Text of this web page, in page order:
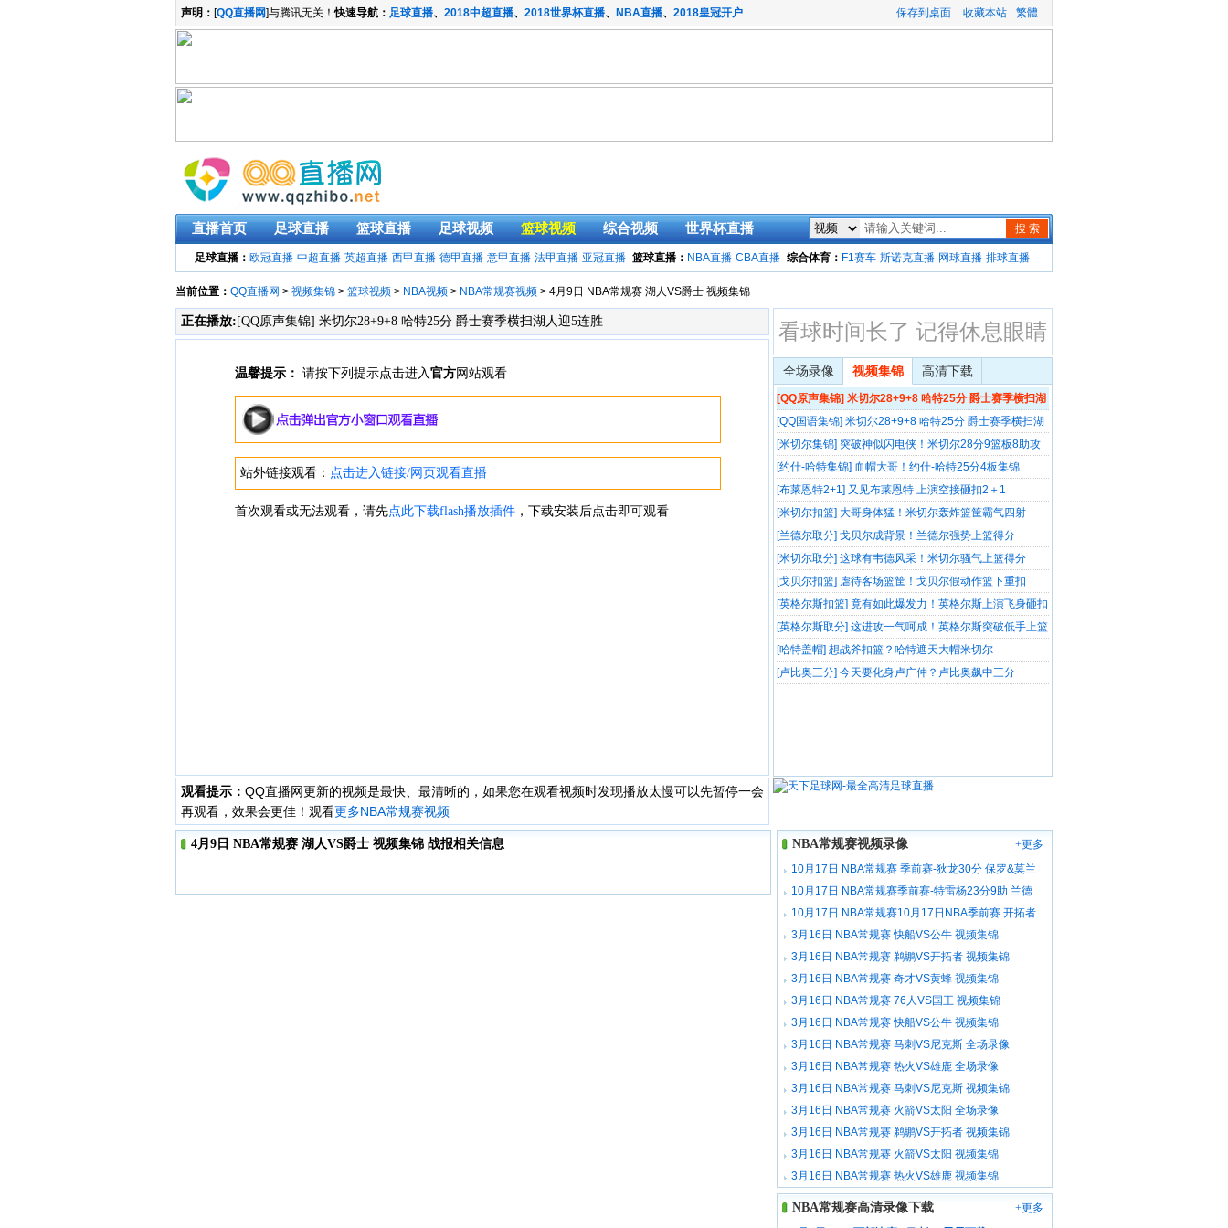
保存到桌面 收藏本站 繁體
声明： [QQ直播网]与腾讯无关！快速导航： 足球直播、 2018中超直播、 2018世界杯直播、 NBA直播、 2018皇冠开户
直播首页 足球直播 篮球直播 足球视频 篮球视频 综合视频 世界杯直播 搜 索
足球直播： 欧冠直播 中超直播 英超直播 西甲直播 德甲直播 意甲直播 法甲直播 亚冠直播 篮球直播： NBA直播 CBA直播 综合体育： F1赛车 斯诺克直播 网球直播 排球直播
当前位置： QQ直播网 > 视频集锦 > 篮球视频 > NBA视频 > NBA常规赛视频 > 4月9日 NBA常规赛 湖人VS爵士 视频集锦
正在播放: [QQ原声集锦] 米切尔28+9+8 哈特25分 爵士赛季横扫湖人迎5连胜
观看提示： QQ直播网更新的视频是最快、最清晰的，如果您在观看视频时发现播放太慢可以先暂停一会
再观看，效果会更佳！观看更多NBA常规赛视频
看球时间长了 记得休息眼睛
全场录像 视频集锦 高清下载
[QQ原声集锦] 米切尔28+9+8 哈特25分 爵士赛季横扫湖
人迎5连胜
[QQ国语集锦] 米切尔28+9+8 哈特25分 爵士赛季横扫湖
人迎5连胜
[米切尔集锦] 突破神似闪电侠！米切尔28分9篮板8助攻
集锦
[约什-哈特集锦] 血帽大哥！约什-哈特25分4板集锦
[布莱恩特2+1] 又见布莱恩特 上演空接砸扣2＋1
[米切尔扣篮] 大哥身体猛！米切尔轰炸篮筐霸气四射
[兰德尔取分] 戈贝尔成背景！兰德尔强势上篮得分
[米切尔取分] 这球有韦德风采！米切尔骚气上篮得分
[戈贝尔扣篮] 虐待客场篮筐！戈贝尔假动作篮下重扣
[英格尔斯扣篮] 竟有如此爆发力！英格尔斯上演飞身砸扣
[英格尔斯取分] 这进攻一气呵成！英格尔斯突破低手上篮
[哈特盖帽] 想战斧扣篮？哈特遮天大帽米切尔
[卢比奥三分] 今天要化身卢广仲？卢比奥飙中三分
4月9日 NBA常规赛 湖人VS爵士 视频集锦 战报相关信息 NBA常规赛视频录像
+更多
10月17日 NBA常规赛 季前赛-狄龙30分 保罗&莫兰
特休战 灰熊力克雷霆 视频集锦
10月17日 NBA常规赛季前赛-特雷杨23分9助 兰德
尔20分8板 老鹰击败尼克斯 视频集锦
10月17日 NBA常规赛10月17日NBA季前赛 开拓者
vs爵士 精彩镜头 视频集锦
3月16日 NBA常规赛 快船VS公牛 视频集锦
3月16日 NBA常规赛 鹈鹕VS开拓者 视频集锦
3月16日 NBA常规赛 奇才VS黄蜂 视频集锦
3月16日 NBA常规赛 76人VS国王 视频集锦
3月16日 NBA常规赛 快船VS公牛 视频集锦
3月16日 NBA常规赛 马刺VS尼克斯 全场录像
3月16日 NBA常规赛 热火VS雄鹿 全场录像
3月16日 NBA常规赛 马刺VS尼克斯 视频集锦
3月16日 NBA常规赛 火箭VS太阳 全场录像
3月16日 NBA常规赛 鹈鹕VS开拓者 视频集锦
3月16日 NBA常规赛 火箭VS太阳 视频集锦
3月16日 NBA常规赛 热火VS雄鹿 视频集锦
NBA常规赛高清录像下载
+更多